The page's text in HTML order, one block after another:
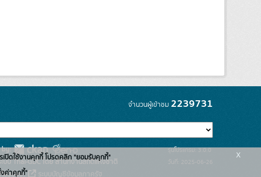
จำนวนผู้เข้าชม 2239731
by:
บบ Thai-GDC โดย สำนักงานสถิติแห่งชาติ
กี่ยวข้อง:
รุ่นโปรแกรม: 3.0.0
วันที่: 2025-06-26
เปิดใช้งานคุกกี้ โปรดคลิก "ยอมรับคุกกี้"
ค่าคุกกี้"
x